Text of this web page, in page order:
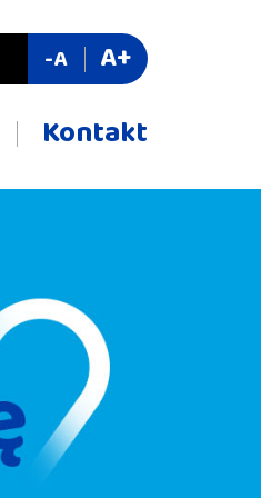
-A A+
Kontakt